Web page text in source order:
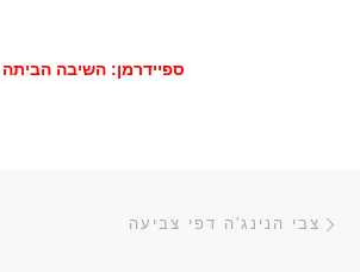
ספיידרמן: השיבה הביתה
ניווט בפוסטים
צבי הנינג'ה דפי צביעה